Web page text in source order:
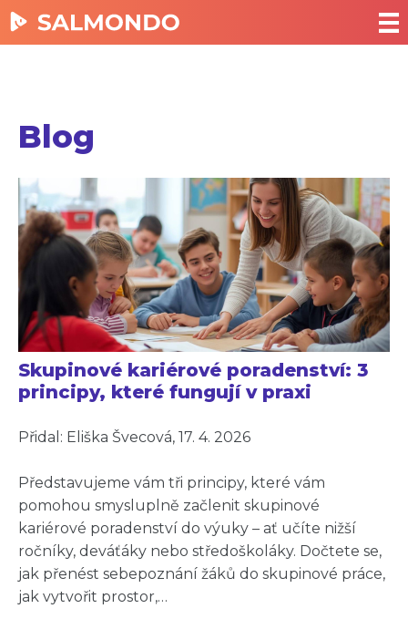
Blog
Skupinové kariérové poradenství: 3
principy, které fungují v praxi
Přidal: Eliška Švecová, 17. 4. 2026
Představujeme vám tři principy, které vám
pomohou smysluplně začlenit skupinové
kariérové poradenství do výuky – ať učíte nižší
ročníky, deváťáky nebo středoškoláky. Dočtete se,
jak přenést sebepoznání žáků do skupinové práce,
jak vytvořit prostor,…